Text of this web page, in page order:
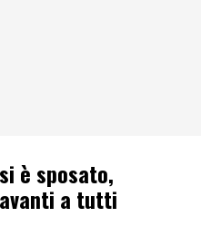
è sposato,
a tutti